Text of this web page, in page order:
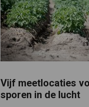
Vijf meetlocaties
sporen in de lucht